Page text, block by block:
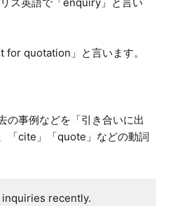
ス英語で「enquiry」と言い
for quotation」と言います。
の事例などを「引き合いに出
「cite」「quote」などの動詞
recently.